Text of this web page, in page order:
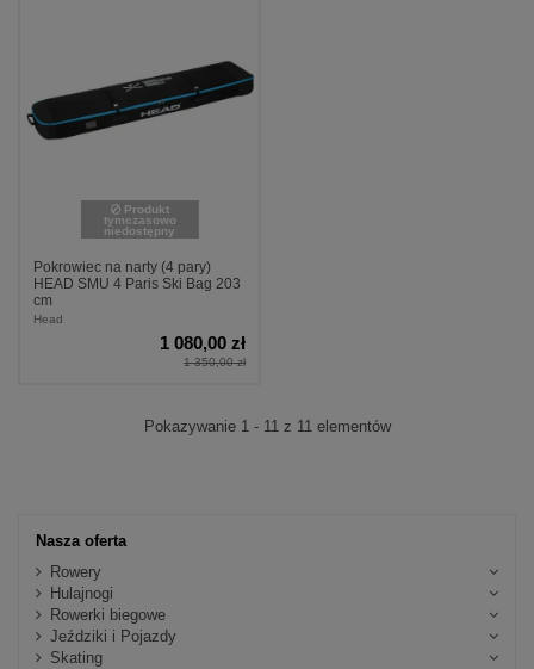
Produkt
tymczasowo
niedostępny
Pokrowiec na narty (4 pary)
HEAD SMU 4 Paris Ski Bag 203
cm
Head
1 080,00 zł
1 350,00 zł
Pokazywanie 1 - 11 z 11 elementów
Nasza oferta
Rowery
Hulajnogi
Rowerki biegowe
Jeździki i Pojazdy
Skating